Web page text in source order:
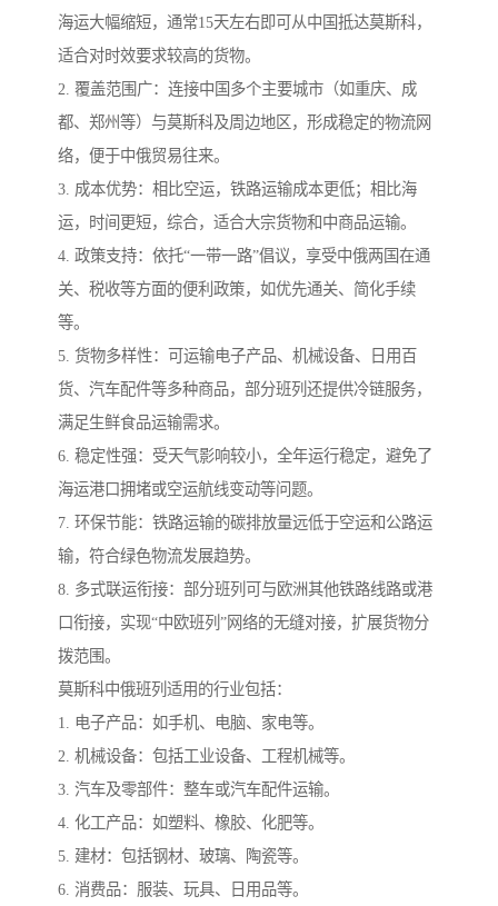
海运大幅缩短，通常15天左右即可从中国抵达莫斯科，
适合对时效要求较高的货物。
2. 覆盖范围广：连接中国多个主要城市（如重庆、成
都、郑州等）与莫斯科及周边地区，形成稳定的物流网
络，便于中俄贸易往来。
3. 成本优势：相比空运，铁路运输成本更低；相比海
运，时间更短，综合，适合大宗货物和中商品运输。
4. 政策支持：依托“一带一路”倡议，享受中俄两国在通
关、税收等方面的便利政策，如优先通关、简化手续
等。
5. 货物多样性：可运输电子产品、机械设备、日用百
货、汽车配件等多种商品，部分班列还提供冷链服务，
满足生鲜食品运输需求。
6. 稳定性强：受天气影响较小，全年运行稳定，避免了
海运港口拥堵或空运航线变动等问题。
7. 环保节能：铁路运输的碳排放量远低于空运和公路运
输，符合绿色物流发展趋势。
8. 多式联运衔接：部分班列可与欧洲其他铁路线路或港
口衔接，实现“中欧班列”网络的无缝对接，扩展货物分
拨范围。
莫斯科中俄班列适用的行业包括：
1. 电子产品：如手机、电脑、家电等。
2. 机械设备：包括工业设备、工程机械等。
3. 汽车及零部件：整车或汽车配件运输。
4. 化工产品：如塑料、橡胶、化肥等。
5. 建材：包括钢材、玻璃、陶瓷等。
6. 消费品：服装、玩具、日用品等。